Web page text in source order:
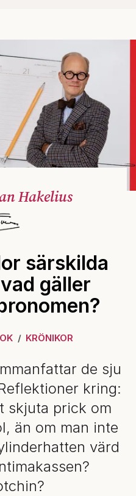
Hakelius
särskilda
gäller
KRÖNIKOR
de sju
kring:
skjuta prick om
än om man inte
värd